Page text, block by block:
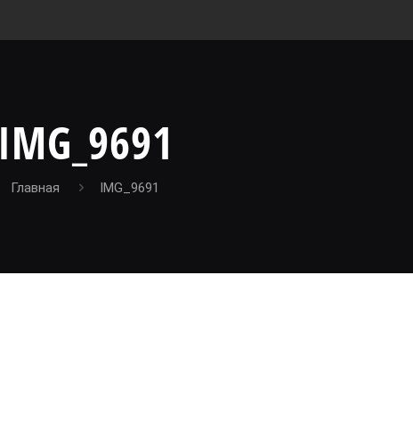
IMG_9691
Главная IMG_9691